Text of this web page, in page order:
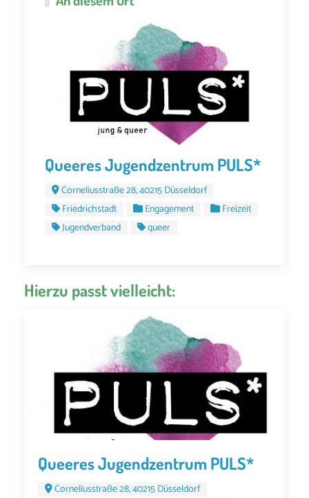
Queeres Jugendzentrum PULS*
Corneliusstraße 28, 40215 Düsseldorf
Friedrichstadt
Engagement
Freizeit
Jugendverband
queer
Hierzu passt vielleicht:
Queeres Jugendzentrum PULS*
Corneliusstraße 28, 40215 Düsseldorf